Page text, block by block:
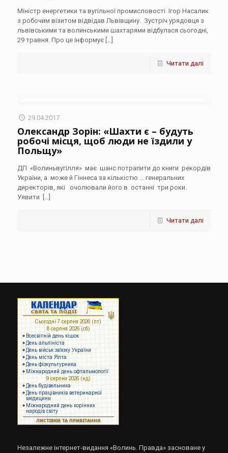
Міністр енергетики та вугільної промисловості Ігор Насалик
з робочим візитом відвідав Львівщину. Зустріч урядовця з
львівськими та волинськими шахтарями відбулася сьогодні,
29 травня. Про це інформує[…]
Читати далі
29.04.2017
Олександр Зорін: «Шахти є – будуть
робочі місця, щоб люди не їздили у
Польщу»
ДП «Волиньвугілля» має шанс потрапити до книги рекордів
України, а може й Гіннеса за кількістю … генеральних
директорів, які очолювали його в останні три роки.
Уявити
[…]
Читати далі
Незалежне інтернет-видання «Волинь. Правда» засноване у